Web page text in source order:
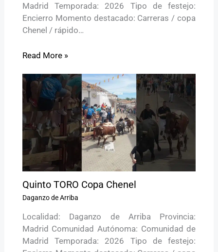
Madrid Temporada: 2026 Tipo de festejo:
Encierro Momento destacado: Carreras / copa
Chenel / rápido…
Read More »
Quinto TORO Copa Chenel
Daganzo de Arriba
Localidad: Daganzo de Arriba Provincia:
Madrid Comunidad Autónoma: Comunidad de
Madrid Temporada: 2026 Tipo de festejo: